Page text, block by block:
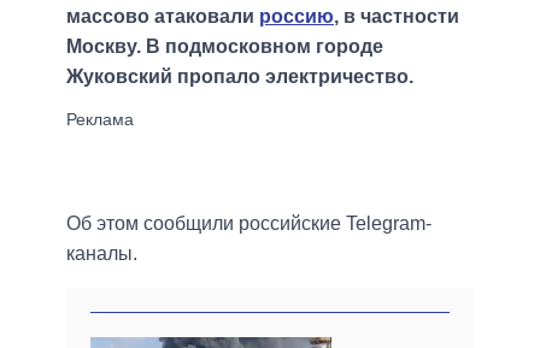
массово атаковали россию, в частности
Москву. В подмосковном городе
Жуковский пропало электричество.
Об этом сообщили российские Telegram-
каналы.